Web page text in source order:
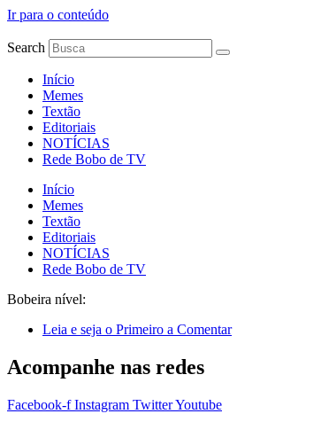
Ir para o conteúdo
Search
Início
Memes
Textão
Editoriais
NOTÍCIAS
Rede Bobo de TV
Início
Memes
Textão
Editoriais
NOTÍCIAS
Rede Bobo de TV
Bobeira nível:
Leia e seja o Primeiro a Comentar
Acompanhe nas redes
Facebook-f Instagram TwitterYoutube